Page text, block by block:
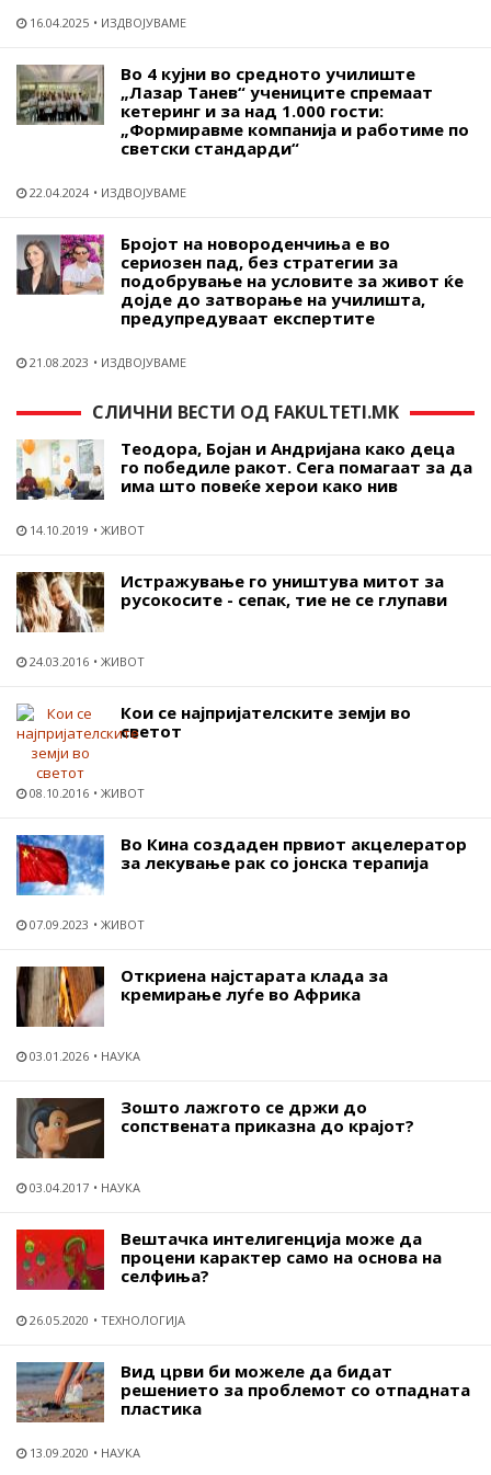
16.04.2025 ИЗДВОЈУВАМЕ
Во 4 кујни во средното училиште
„Лазар Танев“ учениците спремаат
кетеринг и за над 1.000 гости:
„Формиравме компанија и работиме по
светски стандарди“
22.04.2024 ИЗДВОЈУВАМЕ
Бројот на новороденчиња е во
сериозен пад, без стратегии за
подобрување на условите за живот ќе
дојде до затворање на училишта,
предупредуваат експертите
21.08.2023 ИЗДВОЈУВАМЕ
СЛИЧНИ ВЕСТИ ОД FAKULTETI.MK
Теодора, Бојан и Андријана како деца
го победиле ракот. Сега помагаат за да
има што повеќе херои како нив
14.10.2019 ЖИВОТ
Истражување го уништува митот за
русокосите - сепак, тие не се глупави
24.03.2016 ЖИВОТ
Кои се најпријателските земји во
светот
08.10.2016 ЖИВОТ
Во Кина создаден првиот акцелератор
за лекување рак со јонска терапија
07.09.2023 ЖИВОТ
Откриена најстарата клада за
кремирање луѓе во Африка
03.01.2026 НАУКА
Зошто лажгото се држи до
сопствената приказна до крајот?
03.04.2017 НАУКА
Вештачка интелигенција може да
процени карактер само на основа на
селфиња?
26.05.2020 ТЕХНОЛОГИЈА
Вид црви би можеле да бидат
решението за проблемот со отпадната
пластика
13.09.2020 НАУКА